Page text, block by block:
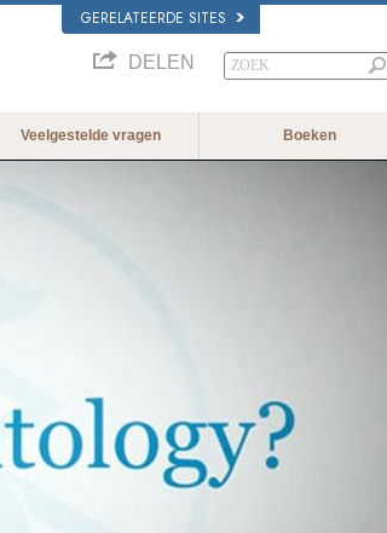
GERELATEERDE SITES
DELEN
Veelgestelde vragen Boeken